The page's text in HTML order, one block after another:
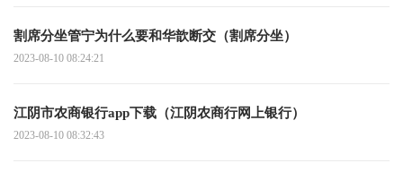
割席分坐管宁为什么要和华歆断交（割席分坐）
2023-08-10 08:24:21
江阴市农商银行app下载（江阴农商行网上银行）
2023-08-10 08:32:43